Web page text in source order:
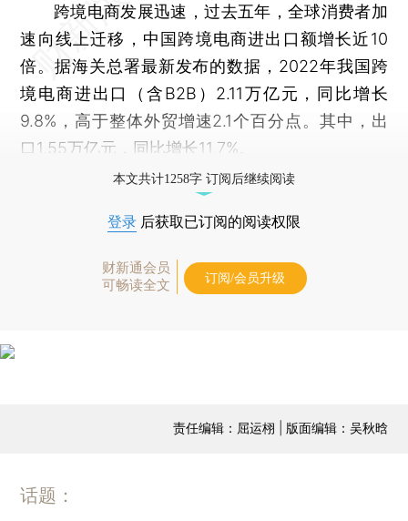
跨境电商发展迅速，过去五年，全球消费者加
速向线上迁移，中国跨境电商进出口额增长近10
倍。据海关总署最新发布的数据，2022年我国跨
境电商进出口（含B2B）2.11万亿元，同比增长
9.8%，高于整体外贸增速2.1个百分点。其中，出
口1.55万亿元，同比增长11.7%。
本文共计1258字 订阅后继续阅读
登录 后获取已订阅的阅读权限
财新通会员
可畅读全文
订阅/会员升级
责任编辑：屈运栩 | 版面编辑：吴秋晗
话题：